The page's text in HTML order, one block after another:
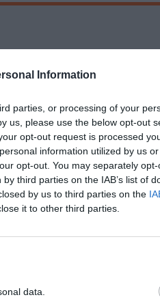
Information
parties, or processing of your
us, please use the below opt-out
opt-out request is processed
information utilized by us
opt-out. You may separately
third parties on the IAB’s list of
by us to third parties on the
it to other third parties.
data.